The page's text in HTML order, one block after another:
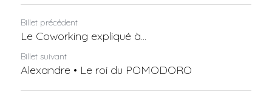
Billet précédent
Le Coworking expliqué à...
Billet suivant
Alexandre • Le roi du POMODORO